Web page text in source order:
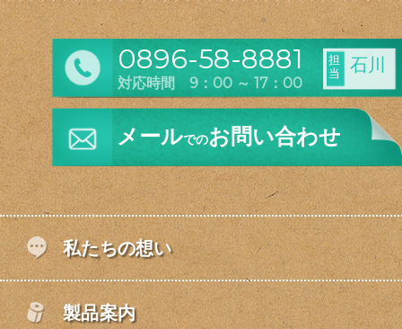
0896-58-8881
対応時間 9：00 ～ 17：00
担
当
石川
メールでのお問い合わせ
私たちの想い
製品案内